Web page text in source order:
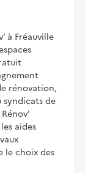
à Fréauville
rénovation,
de
aides
le choix des